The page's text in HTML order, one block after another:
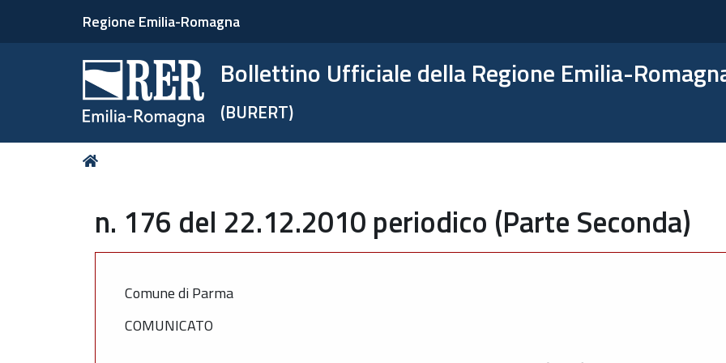
Regione Emilia-Romagna
Bollettino Ufficiale della Regione Emilia-
(BURERT)
Tu
n. 176 del 22.12.2010 periodico (Parte Seconda)
Comune di Parma
COMUNICATO